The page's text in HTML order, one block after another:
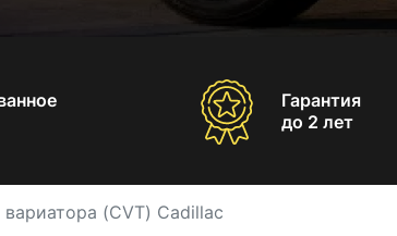
Гарантия
до 2 лет
(CVT) Cadillac